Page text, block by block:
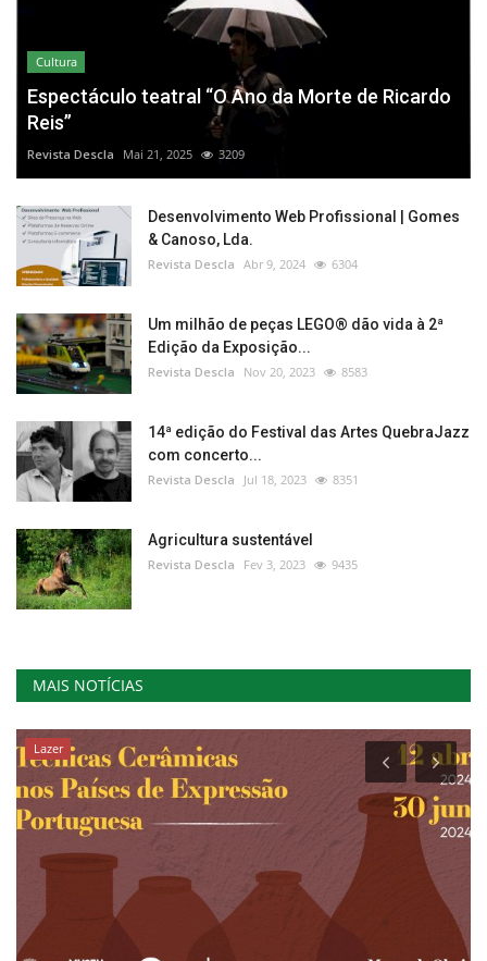
Cultura
Espectáculo teatral “O Ano da Morte de Ricardo
Reis”
Revista Descla Mai 21, 2025 3209
Desenvolvimento Web Profissional | Gomes
& Canoso, Lda.
Revista Descla Abr 9, 2024 6304
Um milhão de peças LEGO® dão vida à 2ª
Edição da Exposição...
Revista Descla Nov 20, 2023 8583
14ª edição do Festival das Artes QuebraJazz
com concerto...
Revista Descla Jul 18, 2023 8351
Agricultura sustentável
Revista Descla Fev 3, 2023 9435
MAIS NOTÍCIAS
Lazer